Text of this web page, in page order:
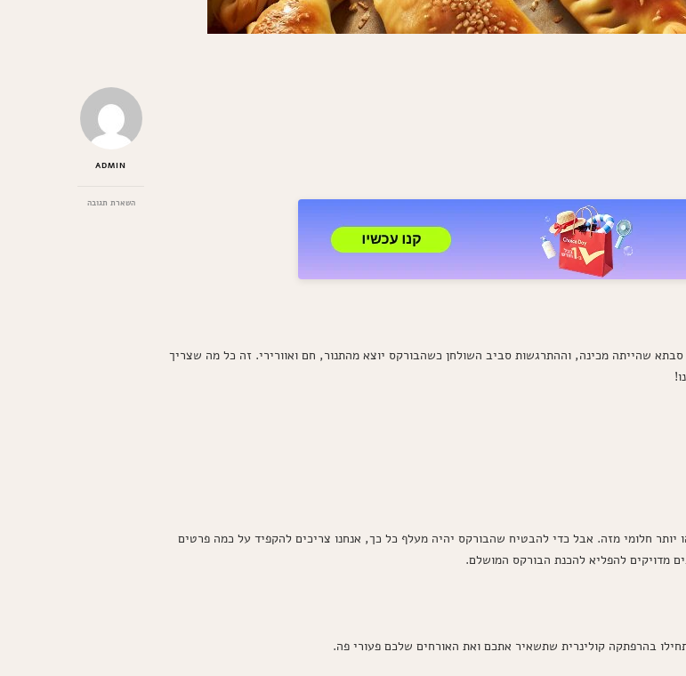
ADMIN
השארת תגובהבנושא
שהייתה מכינה, וההתרגשות סביב השולחן כשהבורקס יוצא מהתנור, חם ואוורירי. זה כל מה שצריך
חלומי מזה. אבל כדי להבטיח שהבורקס יהיה מעלף כל כך, אנחנו צריכים להקפיד על כמה פרטים
מדויקים להפליא להכנת הבורקס המושלם.
בהרפתקה קולינרית שתשאיר אתכם ואת האורחים שלכם פעורי פה.